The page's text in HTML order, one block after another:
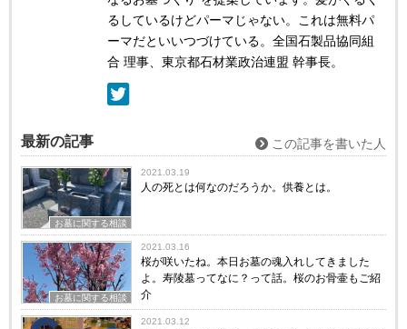
るしているけどパーマじゃない。これは無料パ
ーマだといいつづけている。全国石製品協同組
合 理事、東京都石材業政治連盟 幹事長。
最新の記事 この記事を書いた人
お墓に関する相談
2021.03.19
人の死とは何なのだろうか。供養とは。
お墓に関する相談
2021.03.16
桜が咲いたね。本日お墓の魂入れしてきました
よ。寿陵墓ってなに？って話。桜のお骨壷もご紹
介
2021.03.12